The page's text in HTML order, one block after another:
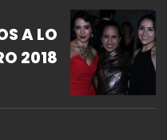
A LO
2018